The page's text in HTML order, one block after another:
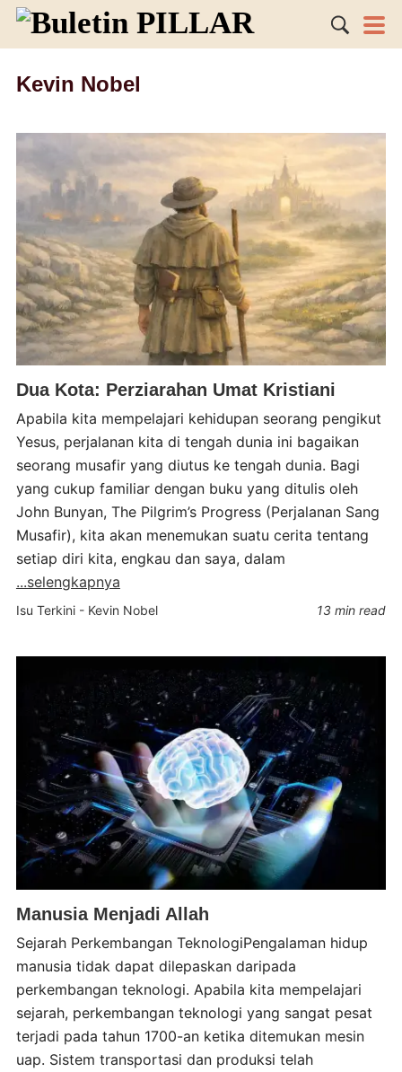
Kevin Nobel
Dua Kota: Perziarahan Umat Kristiani
Apabila kita mempelajari kehidupan seorang pengikut
Yesus, perjalanan kita di tengah dunia ini bagaikan
seorang musafir yang diutus ke tengah dunia. Bagi
yang cukup familiar dengan buku yang ditulis oleh
John Bunyan, The Pilgrim’s Progress (Perjalanan Sang
Musafir), kita akan menemukan suatu cerita tentang
setiap diri kita, engkau dan saya, dalam
...selengkapnya
Isu Terkini - Kevin Nobel 13 min read
Manusia Menjadi Allah
Sejarah Perkembangan TeknologiPengalaman hidup
manusia tidak dapat dilepaskan daripada
perkembangan teknologi. Apabila kita mempelajari
sejarah, perkembangan teknologi yang sangat pesat
terjadi pada tahun 1700-an ketika ditemukan mesin
uap. Sistem transportasi dan produksi telah